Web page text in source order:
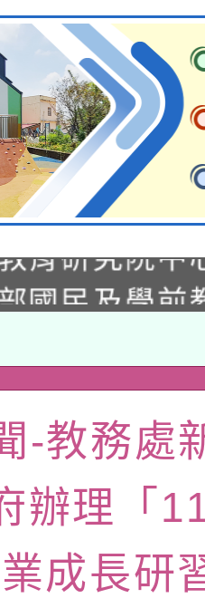
國民及學前
進學校輔導
育政策研討
國民及學前
研習實施計
坊新北場」
學習中心
班」招生簡
立成功大學
平台-教案
章
及學前教育
大為「滿6
」措施，延
腔健康促進
份，請協助
導
建置「公務
發金額試算
教育部國民
-教務處
辦理「
成長研